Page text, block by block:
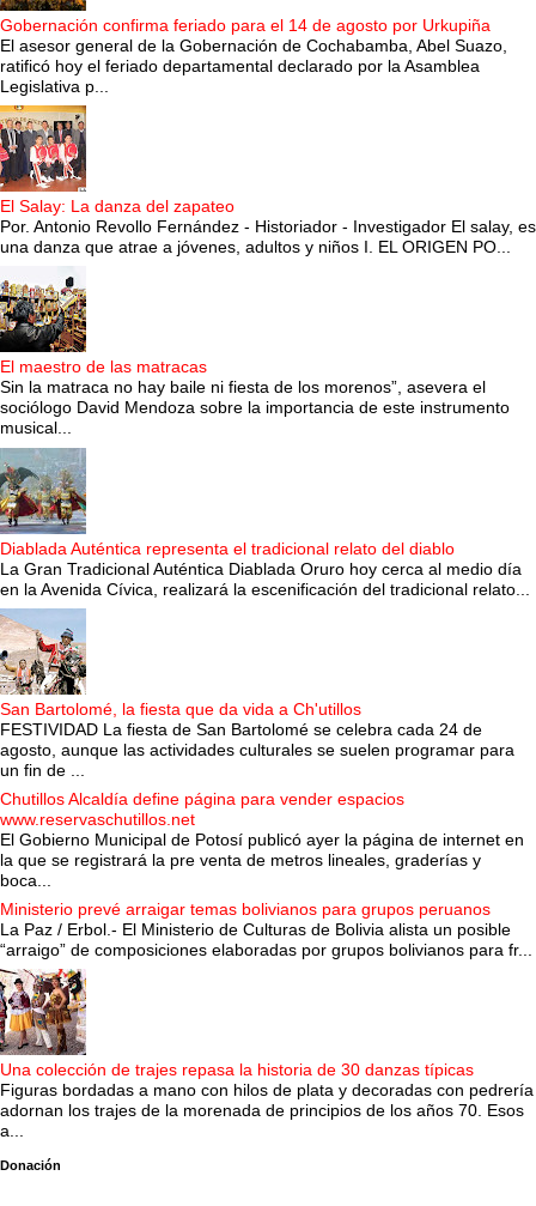
Gobernación confirma feriado para el 14 de agosto por Urkupiña
El asesor general de la Gobernación de Cochabamba, Abel Suazo,
ratificó hoy el feriado departamental declarado por la Asamblea
Legislativa p...
El Salay: La danza del zapateo
Por. Antonio Revollo Fernández - Historiador - Investigador El salay, es
una danza que atrae a jóvenes, adultos y niños I. EL ORIGEN PO...
El maestro de las matracas
Sin la matraca no hay baile ni fiesta de los morenos”, asevera el
sociólogo David Mendoza sobre la importancia de este instrumento
musical...
Diablada Auténtica representa el tradicional relato del diablo
La Gran Tradicional Auténtica Diablada Oruro hoy cerca al medio día
en la Avenida Cívica, realizará la escenificación del tradicional relato...
San Bartolomé, la fiesta que da vida a Ch'utillos
FESTIVIDAD La fiesta de San Bartolomé se celebra cada 24 de
agosto, aunque las actividades culturales se suelen programar para
un fin de ...
Chutillos Alcaldía define página para vender espacios
www.reservaschutillos.net
El Gobierno Municipal de Potosí publicó ayer la página de internet en
la que se registrará la pre venta de metros lineales, graderías y
boca...
Ministerio prevé arraigar temas bolivianos para grupos peruanos
La Paz / Erbol.- El Ministerio de Culturas de Bolivia alista un posible
“arraigo” de composiciones elaboradas por grupos bolivianos para fr...
Una colección de trajes repasa la historia de 30 danzas típicas
Figuras bordadas a mano con hilos de plata y decoradas con pedrería
adornan los trajes de la morenada de principios de los años 70. Esos
a...
Donación